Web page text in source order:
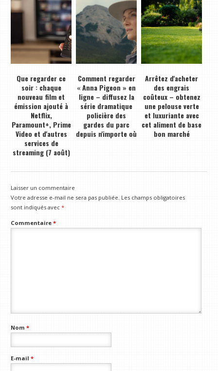
Que regarder ce
soir : chaque
nouveau film et
émission ajouté à
Netflix,
Paramount+, Prime
Video et d'autres
services de
streaming (7 août)
Comment regarder
« Anna Pigeon » en
ligne – diffusez la
série dramatique
policière des
gardes du parc
depuis n'importe où
Arrêtez d'acheter
des engrais
coûteux – obtenez
une pelouse verte
et luxuriante avec
cet aliment de base
bon marché
Laisser un commentaire
Votre adresse e-mail ne sera pas publiée. Les champs obligatoires
sont indiqués avec*
Commentaire*
Nom*
E-mail*